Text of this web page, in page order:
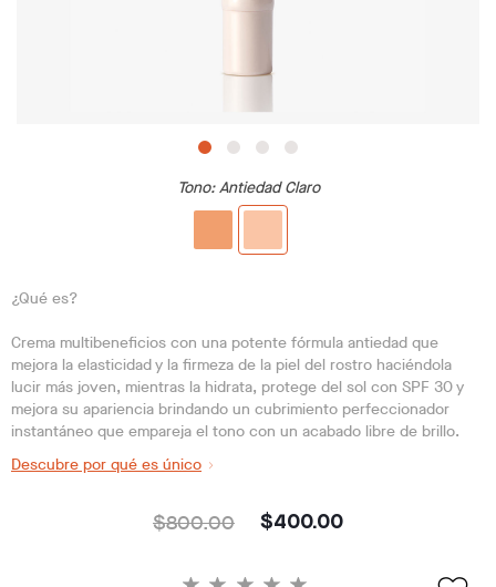
Tono: Antiedad Claro
¿Qué es?
Crema multibeneficios con una potente fórmula antiedad que
mejora la elasticidad y la firmeza de la piel del rostro haciéndola
lucir más joven, mientras la hidrata, protege del sol con SPF 30 y
mejora su apariencia brindando un cubrimiento perfeccionador
instantáneo que empareja el tono con un acabado libre de brillo.
Descubre por qué es único
$800.00 $400.00